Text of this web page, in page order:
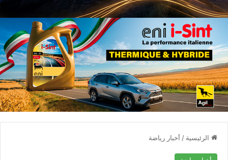
الرئيسية / أخبار رياضة